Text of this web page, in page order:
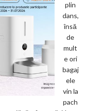
plin
dans,
însă
de
mult
e ori
bagaj
ele
vin la
pach